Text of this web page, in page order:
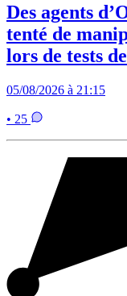
Des agents
tenté de
lors de tests
05/08/2026 à 21:15
• 25